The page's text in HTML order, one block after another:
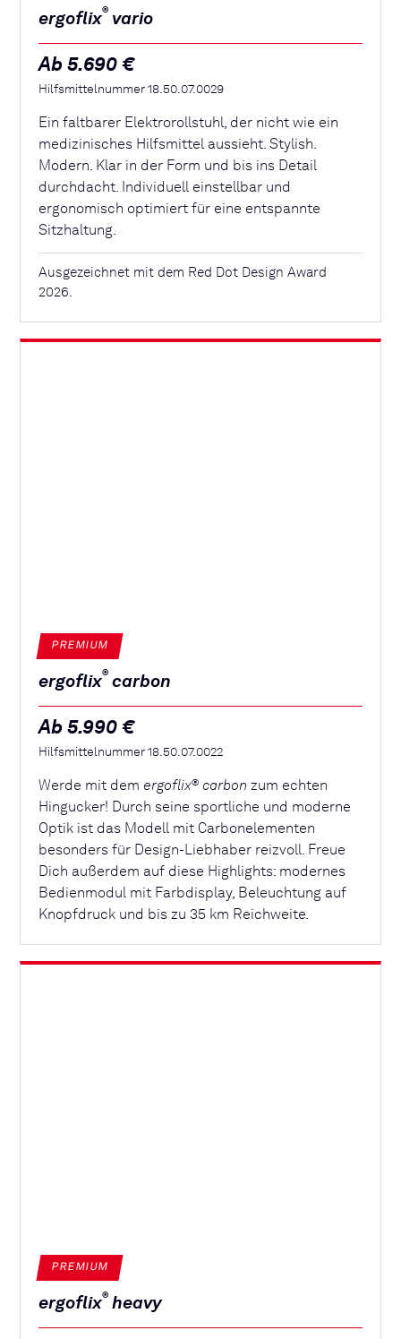
ergoflix® vario
Ab 5.690 €
Hilfsmittelnummer 18.50.07.0029
Ein faltbarer Elektrorollstuhl, der nicht wie ein
medizinisches Hilfsmittel aussieht. Stylish.
Modern. Klar in der Form und bis ins Detail
durchdacht. Individuell einstellbar und
ergonomisch optimiert für eine entspannte
Sitzhaltung.
Ausgezeichnet mit dem Red Dot Design Award
2026.
PREMIUM
ergoflix® carbon
Ab 5.990 €
Hilfsmittelnummer 18.50.07.0022
Werde mit demergoflix® carbon zum echten
Hingucker! Durch seine sportliche und moderne
Optik ist das Modell mit Carbonelementen
besonders für Design-Liebhaber reizvoll. Freue
Dich außerdem auf diese Highlights: modernes
Bedienmodul mit Farbdisplay, Beleuchtung auf
Knopfdruck und bis zu 35 km Reichweite.
PREMIUM
ergoflix® heavy